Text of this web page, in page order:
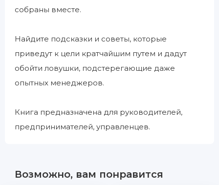
собраны вместе.
Найдите подсказки и советы, которые
приведут к цели кратчайшим путем и дадут
обойти ловушки, подстерегающие даже
опытных менеджеров.
Книга предназначена для руководителей,
предпринимателей, управленцев.
Возможно, вам понравится